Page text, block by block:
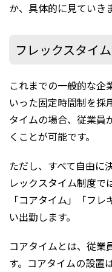
か、具体的に見ていき
フレックスタイ
これまでの一般的な企
いった固定時間制を採
タイムの場合、従業員
くことが可能です。
ただし、すべて自由に
レックスタイム制度で
「コアタイム」「フ
い出勤します。
コアタイムとは、従業
す。コアタイムの設置